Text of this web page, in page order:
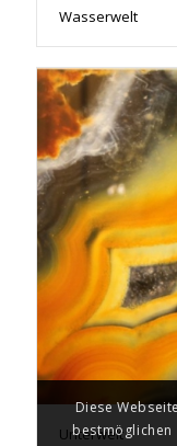
Wasserwelt
Unterwelt
Diese
bestmöglichen